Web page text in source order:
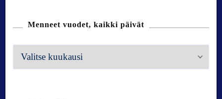
Menneet vuodet, kaikki päivät
M
e